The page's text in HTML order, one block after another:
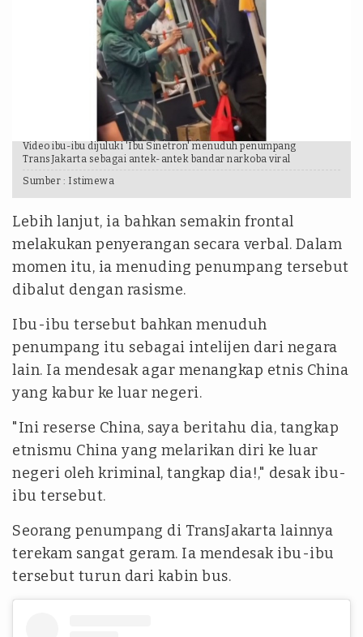
Video ibu-ibu dijuluki 'Ibu Sinetron' menuduh penumpang
TransJakarta sebagai antek-antek bandar narkoba viral
Sumber : Istimewa
Lebih lanjut, ia bahkan semakin frontal
melakukan penyerangan secara verbal. Dalam
momen itu, ia menuding penumpang tersebut
dibalut dengan rasisme.
Ibu-ibu tersebut bahkan menuduh
penumpang itu sebagai intelijen dari negara
lain. Ia mendesak agar menangkap etnis China
yang kabur ke luar negeri.
"Ini reserse China, saya beritahu dia, tangkap
etnismu China yang melarikan diri ke luar
negeri oleh kriminal, tangkap dia!," desak ibu-
ibu tersebut.
Seorang penumpang di TransJakarta lainnya
terekam sangat geram. Ia mendesak ibu-ibu
tersebut turun dari kabin bus.